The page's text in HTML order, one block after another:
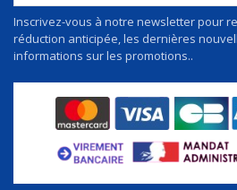
Inscrivez-vous à notre newsletter pour
réduction anticipée, les dernières
informations sur les promotions..